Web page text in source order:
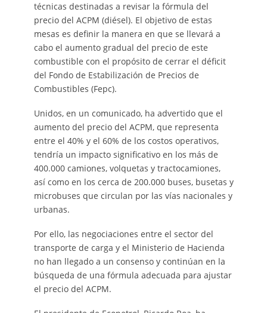
técnicas destinadas a revisar la fórmula del
precio del ACPM (diésel). El objetivo de estas
mesas es definir la manera en que se llevará a
cabo el aumento gradual del precio de este
combustible con el propósito de cerrar el déficit
del Fondo de Estabilización de Precios de
Combustibles (Fepc).
Unidos, en un comunicado, ha advertido que el
aumento del precio del ACPM, que representa
entre el 40% y el 60% de los costos operativos,
tendría un impacto significativo en los más de
400.000 camiones, volquetas y tractocamiones,
así como en los cerca de 200.000 buses, busetas y
microbuses que circulan por las vías nacionales y
urbanas.
Por ello, las negociaciones entre el sector del
transporte de carga y el Ministerio de Hacienda
no han llegado a un consenso y continúan en la
búsqueda de una fórmula adecuada para ajustar
el precio del ACPM.